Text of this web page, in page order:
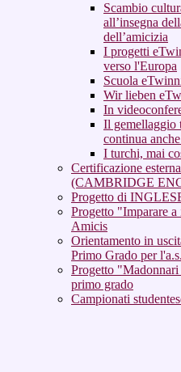
Scambio
all’insegna
dell’amicizia
I progetti
verso l'Europa
Scuola
Wir lieben
In
Il gemellaggio
continua
I turchi, mai
Certificazione
(CAMBRIDGE
Progetto di
Progetto "Imparare
Amicis
Orientamento in
Primo Grado per
Progetto "Madonnari
primo grado
Campionati